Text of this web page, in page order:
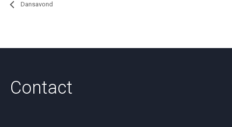
Dansavond
Contact